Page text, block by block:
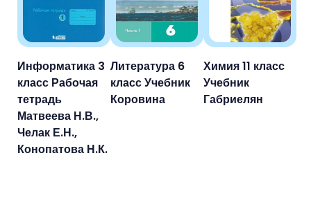
Информатика 3
класс Рабочая
тетрадь
Матвеева Н.В.,
Челак Е.Н.,
Конопатова Н.К.
Литература 6
класс Учебник
Коровина
Химия 11 класс
Учебник
Габриелян